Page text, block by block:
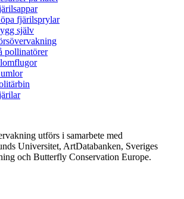
fjärilsprylar
själv
pollinatörer
utförs i samarbete med
Universitet, ArtDatabanken, Sveriges
och Butterfly Conservation Europe.